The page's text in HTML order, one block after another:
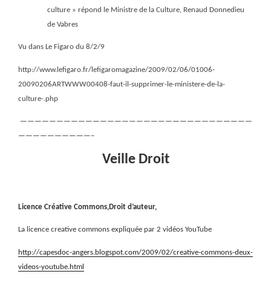
culture » répond le Ministre de la Culture, Renaud Donnedieu
de Vabres
Vu dans Le Figaro du 8/2/9
http://www.lefigaro.fr/lefigaromagazine/2009/02/06/01006-
20090206ARTWWW00408-faut-il-supprimer-le-ministere-de-la-
culture-.php
————————————————————————————————
——————————–
Veille Droit
Licence Créative Commons,Droit d’auteur,
La licence creative commons expliquée par 2 vidéos YouTube
http://capesdoc-angers.blogspot.com/2009/02/creative-commons-deux-
videos-youtube.html